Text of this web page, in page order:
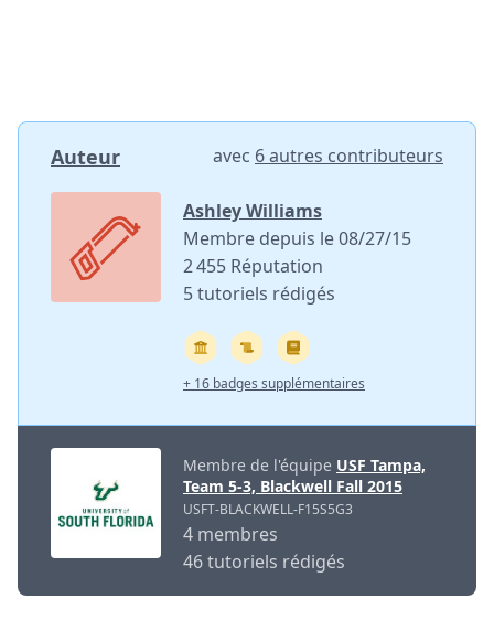
Auteur avec 6 autres contributeurs
Ashley Williams
Membre depuis le 08/27/15
2 455 Réputation
5 tutoriels rédigés
+ 16 badges supplémentaires
Membre de l'équipe USF Tampa,
Team 5-3, Blackwell Fall 2015
USFT-BLACKWELL-F15S5G3
4 membres
46 tutoriels rédigés